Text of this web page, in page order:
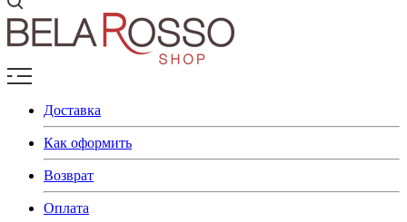
Доставка
Как оформить
Возврат
Оплата